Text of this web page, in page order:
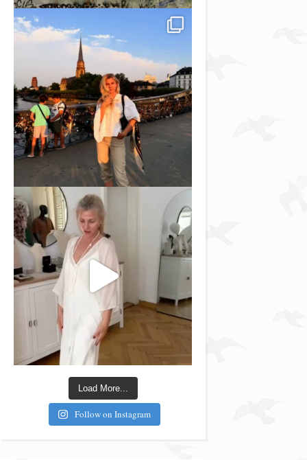
Load More...
Follow on Instagram